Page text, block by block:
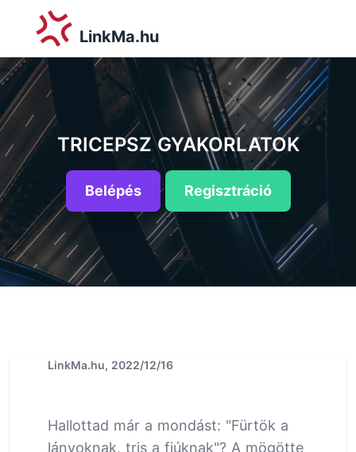
LinkMa.hu
TRICEPSZ GYAKORLATOK
Belépés Regisztráció
LinkMa.hu, 2022/12/16
Hallottad már a mondást: "Fürtök a
lányoknak, tris a fiúknak"? A mögötte